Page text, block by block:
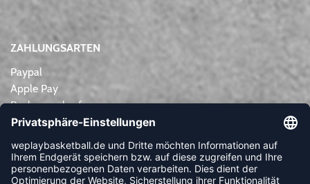
ZAHLUNGSARTEN
Paypal
Apple Pay
Rechnungskauf
Lastschrift
Vorkasse